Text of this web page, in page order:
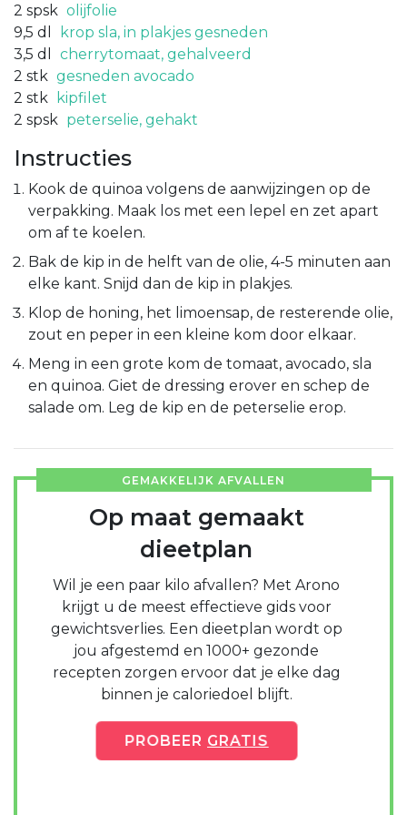
2 spsk olijfolie
9,5 dl
krop sla, in plakjes gesneden
3,5 dl
cherrytomaat, gehalveerd
2 stk gesneden avocado
2 stk
kipfilet
2 spsk peterselie, gehakt
Instructies
Kook de quinoa volgens de aanwijzingen op de
verpakking. Maak los met een lepel en zet apart
om af te koelen.
Bak de kip in de helft van de olie, 4-5 minuten aan
elke kant. Snijd dan de kip in plakjes.
Klop de honing, het limoensap, de resterende olie,
zout en peper in een kleine kom door elkaar.
Meng in een grote kom de tomaat, avocado, sla
en quinoa. Giet de dressing erover en schep de
salade om. Leg de kip en de peterselie erop.
GEMAKKELIJK AFVALLEN
Op maat gemaakt
dieetplan
Wil je een paar kilo afvallen? Met Arono
krijgt u de meest effectieve gids voor
gewichtsverlies. Een dieetplan wordt op
jou afgestemd en 1000+ gezonde
recepten zorgen ervoor dat je elke dag
binnen je caloriedoel blijft.
PROBEER GRATIS